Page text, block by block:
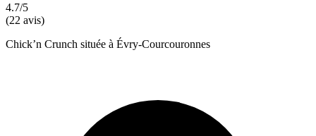
4.7/5
(22 avis)
Chick’n Crunch située à Évry-Courcouronnes